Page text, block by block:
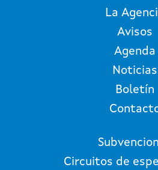
La
Avisos
Agenda
Noticias
Boletín
Circuitos de